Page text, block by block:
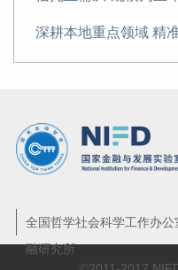
如何建设中国特色的
破浪前行——中小银行
地方中小银行风险防范
全国哲学社会科学工作办
融研究所